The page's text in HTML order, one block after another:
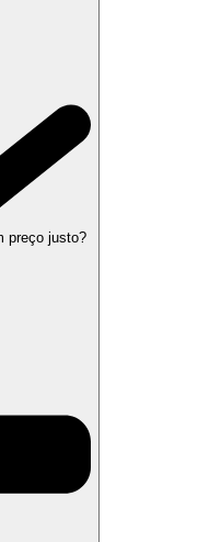
preço justo?